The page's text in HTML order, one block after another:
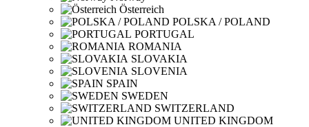
Österreich
POLSKA / POLAND
PORTUGAL
ROMANIA
SLOVAKIA
SLOVENIA
SPAIN
SWEDEN
SWITZERLAND
UNITED KINGDOM